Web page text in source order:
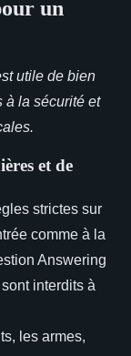
un
utile de bien
à la sécurité et
et de
strictes sur
comme à la
Answering
interdits à
les armes,